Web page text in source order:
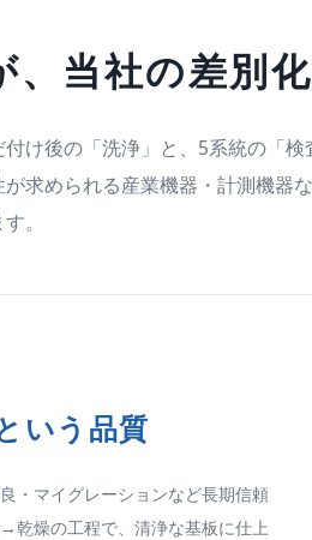
、当社の差別化
け後の「洗浄」と、5系統の「
求められる産業機器・計測機器
。
いう品質
・マイグレーションなど長期信頼
燥の工程で、清浄な基板に仕上